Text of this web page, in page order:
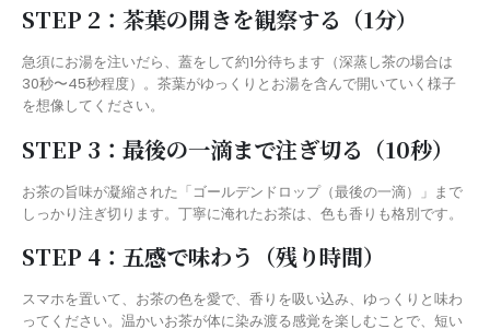
STEP 2：茶葉の開きを観察する（1分）
急須にお湯を注いだら、蓋をして約1分待ちます（深蒸し茶の場合は
30秒〜45秒程度）。茶葉がゆっくりとお湯を含んで開いていく様子
を想像してください。
STEP 3：最後の一滴まで注ぎ切る（10秒）
お茶の旨味が凝縮された「ゴールデンドロップ（最後の一滴）」まで
しっかり注ぎ切ります。丁寧に淹れたお茶は、色も香りも格別です。
STEP 4：五感で味わう（残り時間）
スマホを置いて、お茶の色を愛で、香りを吸い込み、ゆっくりと味わ
ってください。温かいお茶が体に染み渡る感覚を楽しむことで、短い